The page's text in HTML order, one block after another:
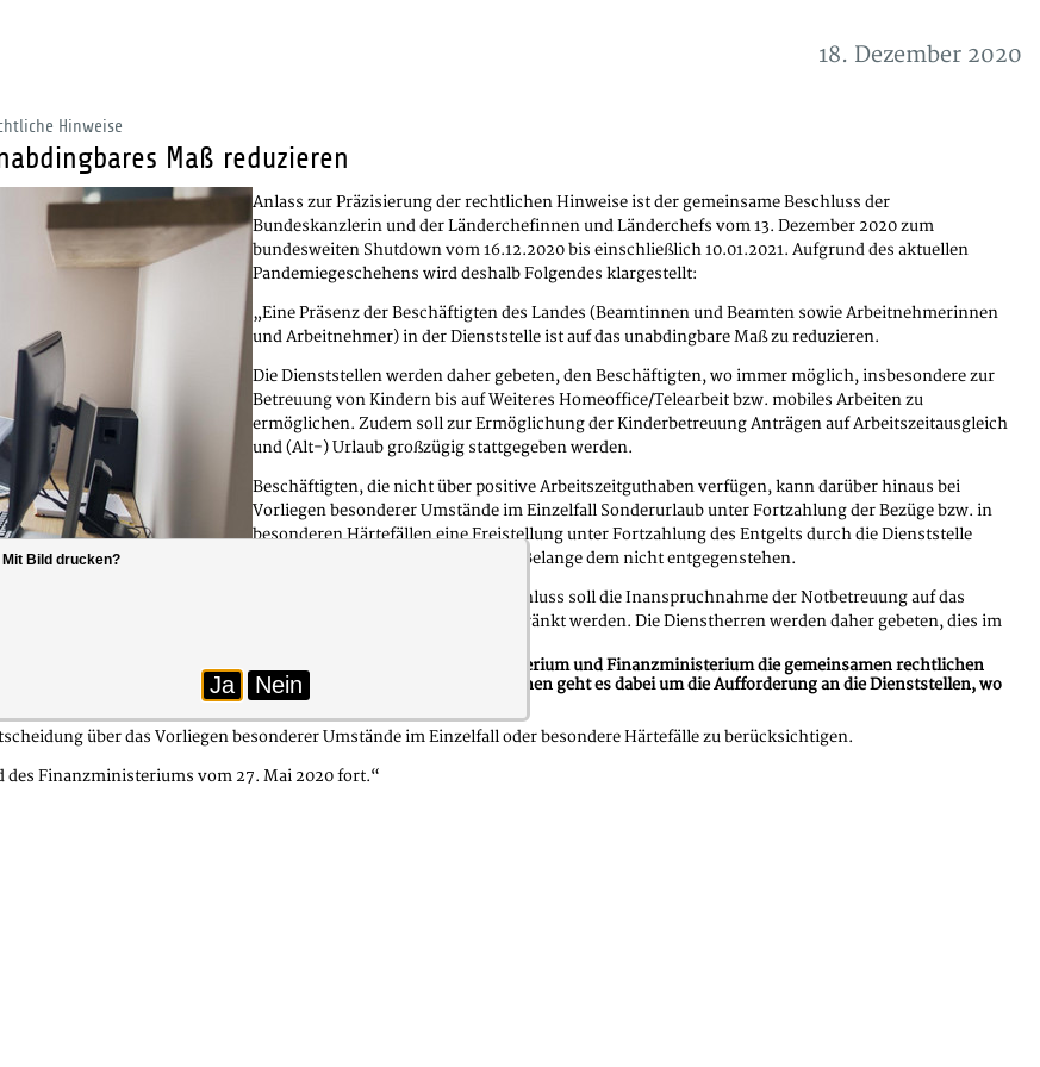
18. Dezember 2020
Hinweise
Maß reduzieren
in Baden-Württemberg haben das Innenministerium und Finanzministerium die gemeinsamen rechtlichen
sowie Tarifbeschäftigte vom 27. Mai 2020 präzisiert. Im Wesentlichen geht es dabei um die Aufforderung an die Dienststellen, wo
zu ermöglichen.
Anlass zur Präzisierung der rechtlichen Hinweise ist der gemeinsame Beschluss der
Bundeskanzlerin und der Länderchefinnen und Länderchefs vom 13. Dezember 2020 zum
bundesweiten Shutdown vom 16.12.2020 bis einschließlich 10.01.2021. Aufgrund des aktuellen
Pandemiegeschehens wird deshalb Folgendes klargestellt:
„Eine Präsenz der Beschäftigten des Landes (Beamtinnen und Beamten sowie Arbeitnehmerinnen
und Arbeitnehmer) in der Dienststelle ist auf das unabdingbare Maß zu reduzieren.
Die Dienststellen werden daher gebeten, den Beschäftigten, wo immer möglich, insbesondere zur
Betreuung von Kindern bis auf Weiteres Homeoffice/Telearbeit bzw. mobiles Arbeiten zu
ermöglichen. Zudem soll zur Ermöglichung der Kinderbetreuung Anträgen auf Arbeitszeitausgleich
und (Alt-) Urlaub großzügig stattgegeben werden.
Beschäftigten, die nicht über positive Arbeitszeitguthaben verfügen, kann darüber hinaus bei
Vorliegen besonderer Umstände im Einzelfall Sonderurlaub unter Fortzahlung der Bezüge bzw. in
besonderen Härtefällen eine Freistellung unter Fortzahlung des Entgelts durch die Dienststelle
bewilligt werden, wenn dienstliche Belange dem nicht entgegenstehen.
Entsprechend dem genannten Beschluss soll die Inanspruchnahme der Notbetreuung auf das
dienstlich unabdingbare Maß beschränkt werden. Die Dienstherren werden daher gebeten, dies im
über das Vorliegen besonderer Umstände im Einzelfall oder besondere Härtefälle zu berücksichtigen.
Finanzministeriums vom 27. Mai 2020 fort.“
Mit Bild drucken?
Ja Nein